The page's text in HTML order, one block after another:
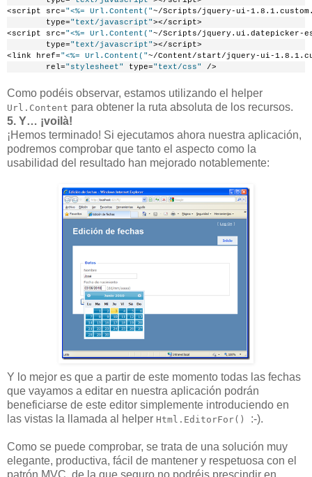
<script src="<%= Url.Content("~/Scripts/jquery-ui-
        type=
"text/javascript"></script>
<script src="<%= Url.Content("~/Scripts/jquery.ui.datepicker-
        type=
"text/javascript"></script>
<link href="<%= Url.Content("~/Content/start/jquery-ui-
        rel=
"stylesheet" type="text/css" />
Como podéis observar, estamos utilizando el helper
Url.Content para obtener la ruta absoluta de los recursos.
5. Y… ¡voilà!
¡Hemos terminado! Si ejecutamos ahora nuestra aplicación,
podremos comprobar que tanto el aspecto como la
usabilidad del resultado han mejorado notablemente:
Y lo mejor es que a partir de este momento todas las fechas
que vayamos a editar en nuestra aplicación podrán
beneficiarse de este editor simplemente introduciendo en
las vistas la llamada al helper Html.EditorFor() :-).
Como se puede comprobar, se trata de una solución muy
elegante, productiva, fácil de mantener y respetuosa con el